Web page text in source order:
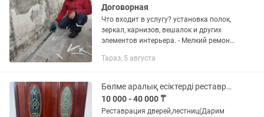
Договорная
Что входит в услугу? установка полок,
зеркал, карнизов, вешалок и других
элементов интерьера. - Мелкий ремонт
выключателей, мелкий электромонтаж,
Тараз, 5 августа
Бөлме аралық есіктерді реставрациялау,бояуын ауыстыру заманауи,жаңалау
10 000 - 40 000 ₸
Реставрация дверей,лестниц(Дарим